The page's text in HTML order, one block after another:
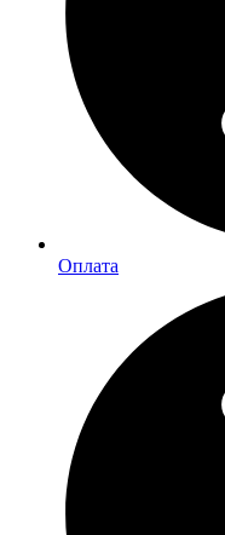
Оплата